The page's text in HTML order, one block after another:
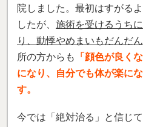
院しました。最初はすがる
したが、 施術を受けるうち
り、動悸やめまいもだんだ
所の方からも
「顔色が良く
になり、自分でも体が楽に
す。
今では「絶対治る」と信じ